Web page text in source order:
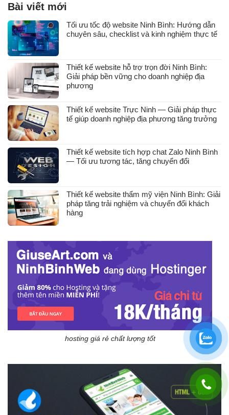
Bài viết mới
Tối ưu tốc độ website Ninh Bình: Hướng dẫn
chuyên sâu, checklist và kinh nghiệm thực tế
Thiết kế website hỗ trợ trọn đời Ninh Bình:
Giải pháp bền vững cho doanh nghiệp địa
phương
Thiết kế website Trực Ninh — Giải pháp thực
tế giúp doanh nghiệp địa phương tăng trưởng
Thiết kế website tích hợp chat Zalo Ninh Bình
— Tối ưu tương tác, tăng chuyển đổi
Thiết kế website thẩm mỹ viện Ninh Bình: Giải
pháp tăng trải nghiệm và chuyển đổi khách
hàng
hosting giá rẻ chất lượng tốt